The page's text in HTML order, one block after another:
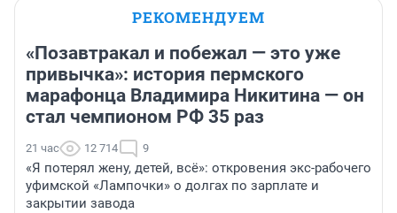
РЕКОМЕНДУЕМ
«Позавтракал и побежал — это уже
привычка»: история пермского
марафонца Владимира Никитина — он
стал чемпионом РФ 35 раз
21 час 12 714 9
«Я потерял жену, детей, всё»: откровения экс-рабочего
уфимской «Лампочки» о долгах по зарплате и
закрытии завода